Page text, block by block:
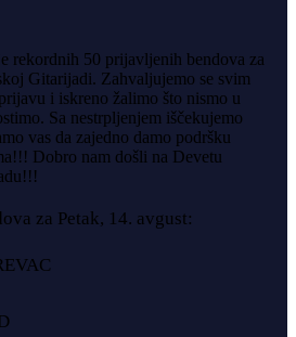
rekordnih 50 prijavljenih bendova za
Gitarijadi. Zahvaljujemo se svim
i iskreno žalimo što nismo u
Sa nestrpljenjem iščekujemo
vas da zajedno damo podršku
Dobro nam došli na Devetu
za Petak, 14. avgust: